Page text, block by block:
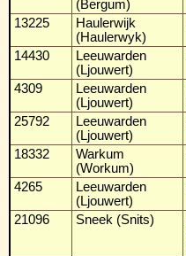
(Bergum)
13225
Haulerwijk
(Haulerwyk)
14430
Leeuwarden
(Ljouwert)
4309
Leeuwarden
(Ljouwert)
25792
Leeuwarden
(Ljouwert)
18332
Warkum
(Workum)
4265
Leeuwarden
(Ljouwert)
21096 Sneek (Snits)